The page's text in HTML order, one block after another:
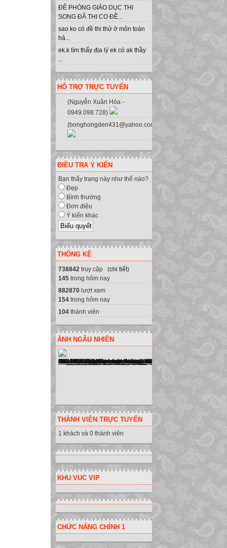
ĐỂ PHÒNG GIÁO DỤC THI
SONG ĐÃ THI CO ĐỀ...
sao ko có đề thi thử ở môn toán
hả...
ek.k tìm thấy địa lý ek có ak thầy
...
HỖ TRỢ TRỰC TUYẾN
(Nguyễn Xuân Hóa -
0949.098.728)
(bonghongden431@yahoo.com.vn)
ĐIỀU TRA Ý KIẾN
Bạn thấy trang này như thế nào?
Đẹp
Bình thường
Đơn điệu
Ý kiến khác
THỐNG KÊ
738842 truy cập (chi tiết)
145 trong hôm nay
882870 lượt xem
154 trong hôm nay
104 thành viên
ẢNH NGẪU NHIÊN
THÀNH VIÊN TRỰC TUYẾN
1 khách và 0 thành viên
KHU VUC VIP
CHỨC NĂNG CHÍNH 1